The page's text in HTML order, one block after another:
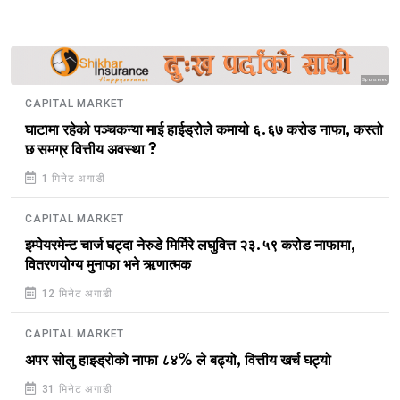
Sponsored
CAPITAL MARKET
घाटामा रहेको पञ्चकन्या माई हाईड्रोले कमायो ६.६७ करोड नाफा, कस्तो
छ समग्र वित्तीय अवस्था ?
1 मिनेट अगाडी
CAPITAL MARKET
इम्पेयरमेन्ट चार्ज घट्दा नेरुडे मिर्मिरे लघुवित्त २३.५९ करोड नाफामा,
वितरणयोग्य मुनाफा भने ऋणात्मक
12 मिनेट अगाडी
CAPITAL MARKET
अपर सोलु हाइड्रोको नाफा ८४% ले बढ्यो, वित्तीय खर्च घट्यो
31 मिनेट अगाडी